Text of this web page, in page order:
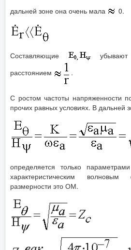
дальней зоне она очень мала 0.
Составляющие
расстоянием
.
С ростом частоты напряженности
прочих равных условиях. В дальней
определяется только
характеристическим
размерности это ОМ.